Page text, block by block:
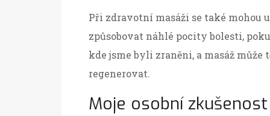
Při zdravotní masáži se také
způsobovat náhlé pocity bolesti,
kde jsme byli zraněni, a masáž
regenerovat.
Moje osobní